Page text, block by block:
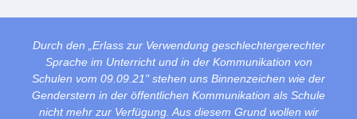
Durch den „Erlass zur Verwendung geschlechtergerechter
Sprache im Unterricht und in der Kommunikation von
Schulen vom 09.09.21" stehen uns Binnenzeichen wie der
Genderstern in der öffentlichen Kommunikation als Schule
nicht mehr zur Verfügung. Aus diesem Grund wollen wir